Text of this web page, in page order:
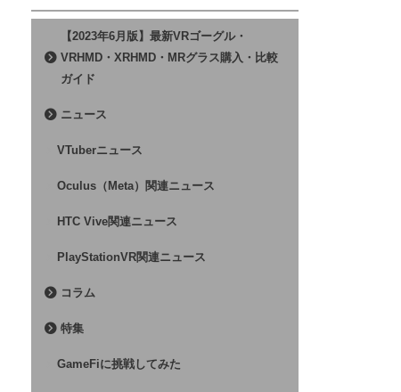
【2023年6月版】最新VRゴーグル・
VRHMD・XRHMD・MRグラス購入・比較
ガイド
ニュース
VTuberニュース
Oculus（Meta）関連ニュース
HTC Vive関連ニュース
PlayStationVR関連ニュース
コラム
特集
GameFiに挑戦してみた